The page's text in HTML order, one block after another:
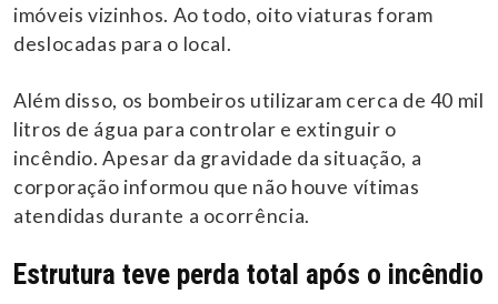
imóveis vizinhos. Ao todo, oito viaturas foram
deslocadas para o local.
Além disso, os bombeiros utilizaram cerca de 40 mil
litros de água para controlar e extinguir o
incêndio. Apesar da gravidade da situação, a
corporação informou que não houve vítimas
atendidas durante a ocorrência.
Estrutura teve perda total após o incêndio